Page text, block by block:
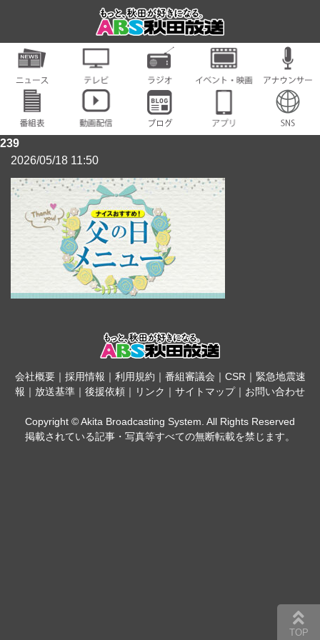
239
2026/05/18 11:50
会社概要｜ 採用情報 ｜ 利用規約 ｜ 番組審議会 ｜ CSR｜ 緊急地震速
報 ｜ 放送基準 ｜ 後援依頼 ｜ リンク ｜ サイトマップ｜ お問い合わせ
Copyright © Akita Broadcasting System. All Rights Reserved
掲載されている記事・写真等すべての無断転載を禁じます。